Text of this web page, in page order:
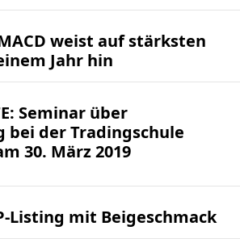
weist auf stärksten
Jahr hin
Seminar über
der Tradingschule
30. März 2019
Listing mit Beigeschmack